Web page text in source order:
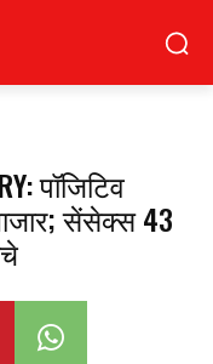
पॉजिटिव
सेंसेक्स 43